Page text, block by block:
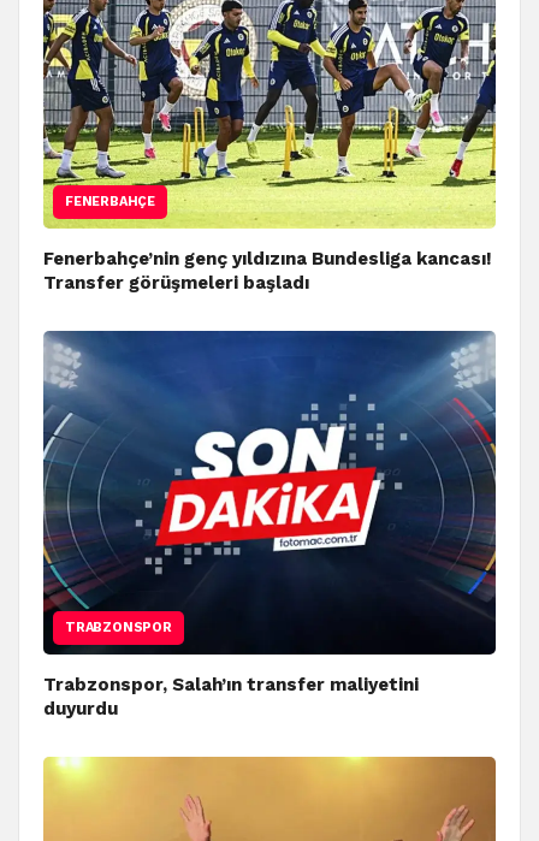
FENERBAHÇE
Fenerbahçe’nin genç yıldızına Bundesliga kancası!
Transfer görüşmeleri başladı
TRABZONSPOR
Trabzonspor, Salah’ın transfer maliyetini
duyurdu